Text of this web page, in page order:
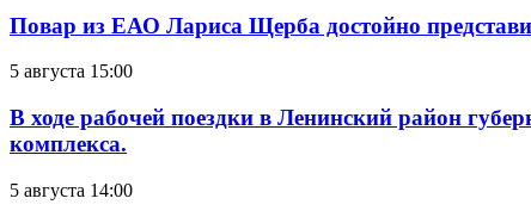
Повар из ЕАО Лариса Щерба достойно
5 августа 15:00
В ходе рабочей поездки в Ленинский район
комплекса.
5 августа 14:00